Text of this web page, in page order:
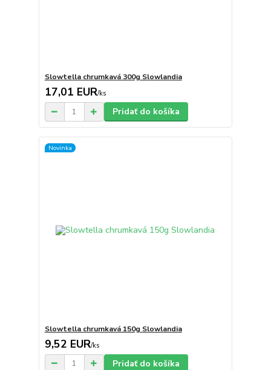
Slowtella chrumkavá 300g Slowlandia
17,01 EUR/ks
Pridať do košíka
Novinka
Slowtella chrumkavá 150g Slowlandia
9,52 EUR/ks
Pridať do košíka